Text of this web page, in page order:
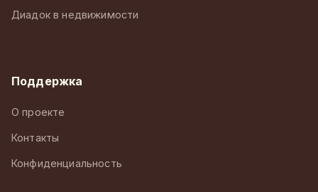
Диадок в недвижимости
Поддержка
О проекте
Контакты
Конфиденциальность